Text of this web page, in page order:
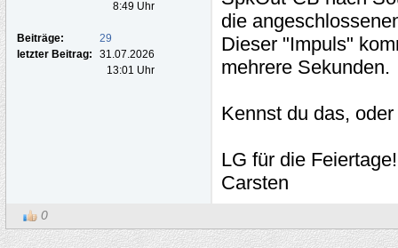
8:49 Uhr
Beiträge:
29
letzter Beitrag:
31.07.2026
13:01 Uhr
die
Dieser "Impuls"
mehrere Sekunden.
Kennst du das,
LG für die Feiertage!
Carsten
0